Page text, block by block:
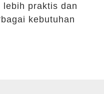
praktis dan
kebutuhan